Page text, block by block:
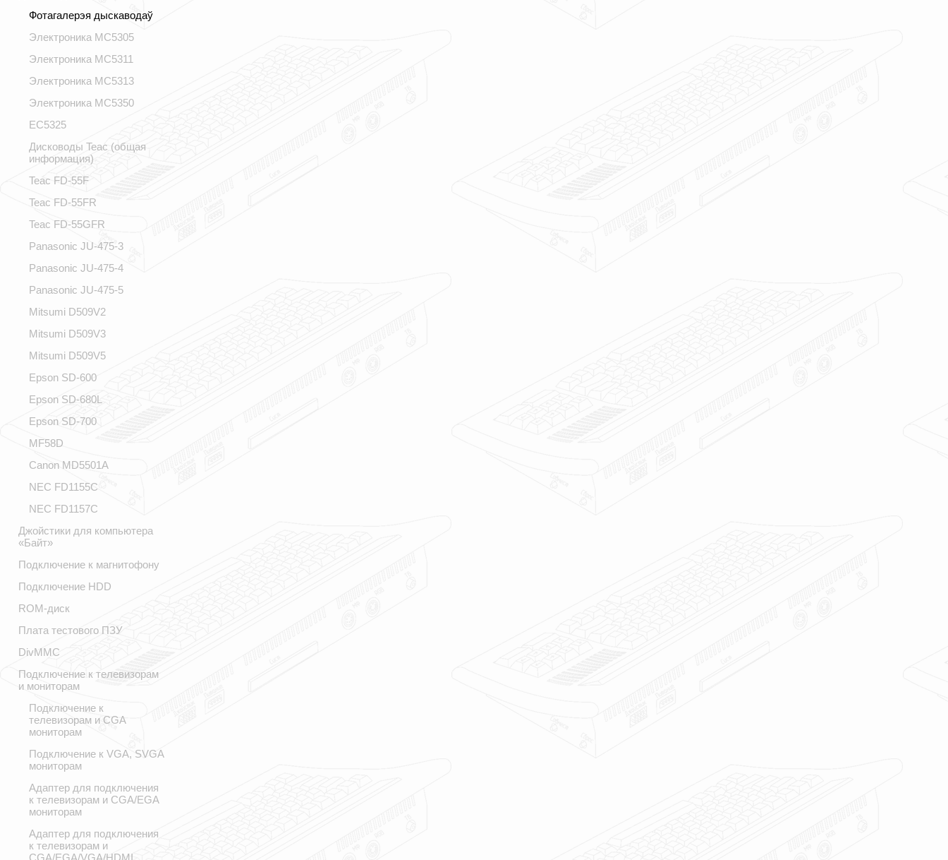
Фотагалерэя дыскаводаў
Электроника МС5305
Электроника МС5311
Электроника МС5313
Электроника МС5350
ЕС5325
Дисководы Teac (общая
информация)
Teac FD-55F
Teac FD-55FR
Teac FD-55GFR
Panasonic JU-475-3
Panasonic JU-475-4
Panasonic JU-475-5
Mitsumi D509V2
Mitsumi D509V3
Mitsumi D509V5
Epson SD-600
Epson SD-680L
Epson SD-700
MF58D
Canon MD5501A
NEC FD1155C
NEC FD1157C
Джойстики для компьютера
«Байт»
Подключение к магнитофону
Подключение HDD
ROM-диск
Плата тестового ПЗУ
DivMMC
Подключение к телевизорам
и мониторам
Подключение к
телевизорам и CGA
мониторам
Подключение к VGA, SVGA
мониторам
Адаптер для подключения
к телевизорам и CGA/EGA
мониторам
Адаптер для подключения
к телевизорам и
CGA/EGA/VGA/HDMI